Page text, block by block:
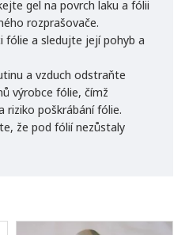
gel na povrch laku a fólii
rozprašovače.
fólie a sledujte její pohyb a
a vzduch odstraňte
výrobce fólie, čímž
riziko poškrábání fólie.
že pod fólií nezůstaly